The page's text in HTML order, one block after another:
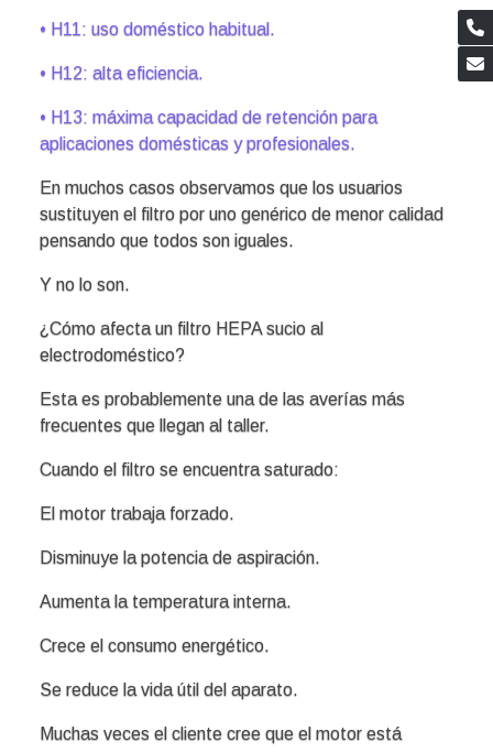
• H11: uso doméstico habitual.
• H12: alta eficiencia.
• H13: máxima capacidad de retención para
aplicaciones domésticas y profesionales.
En muchos casos observamos que los usuarios
sustituyen el filtro por uno genérico de menor calidad
pensando que todos son iguales.
Y no lo son.
¿Cómo afecta un filtro HEPA sucio al
electrodoméstico?
Esta es probablemente una de las averías más
frecuentes que llegan al taller.
Cuando el filtro se encuentra saturado:
El motor trabaja forzado.
Disminuye la potencia de aspiración.
Aumenta la temperatura interna.
Crece el consumo energético.
Se reduce la vida útil del aparato.
Muchas veces el cliente cree que el motor está